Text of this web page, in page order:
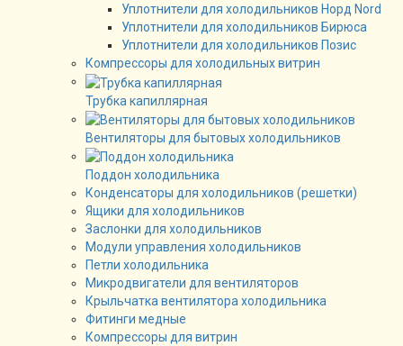
Уплотнители для холодильников Норд Nord
Уплотнители для холодильников Бирюса
Уплотнители для холодильников Позис
Компрессоры для холодильных витрин
Трубка капиллярная
Вентиляторы для бытовых холодильников
Поддон холодильника
Конденсаторы для холодильников (решетки)
Ящики для холодильников
Заслонки для холодильников
Модули управления холодильников
Петли холодильника
Микродвигатели для вентиляторов
Крыльчатка вентилятора холодильника
Фитинги медные
Компрессоры для витрин